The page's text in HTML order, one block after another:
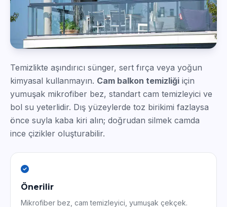
Temizlikte aşındırıcı sünger, sert fırça veya yoğun
kimyasal kullanmayın. Cam balkon temizliği için
yumuşak mikrofiber bez, standart cam temizleyici ve
bol su yeterlidir. Dış yüzeylerde toz birikimi fazlaysa
önce suyla kaba kiri alın; doğrudan silmek camda
ince çizikler oluşturabilir.
Önerilir
Mikrofiber bez, cam temizleyici, yumuşak çekçek.